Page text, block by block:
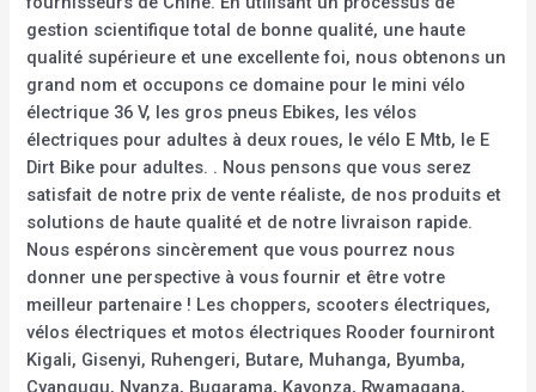
gestion scientifique total de bonne qualité, une haute
qualité supérieure et une excellente foi, nous obtenons un
grand nom et occupons ce domaine pour le mini vélo
électrique 36 V, les gros pneus Ebikes, les vélos
électriques pour adultes à deux roues, le vélo E Mtb, le E
Dirt Bike pour adultes. . Nous pensons que vous serez
satisfait de notre prix de vente réaliste, de nos produits et
solutions de haute qualité et de notre livraison rapide.
Nous espérons sincèrement que vous pourrez nous
donner une perspective à vous fournir et être votre
meilleur partenaire ! Les choppers, scooters électriques,
vélos électriques et motos électriques Rooder fourniront
Kigali, Gisenyi, Ruhengeri, Butare, Muhanga, Byumba,
Cyangugu, Nyanza, Bugarama, Kayonza, Rwamagana,